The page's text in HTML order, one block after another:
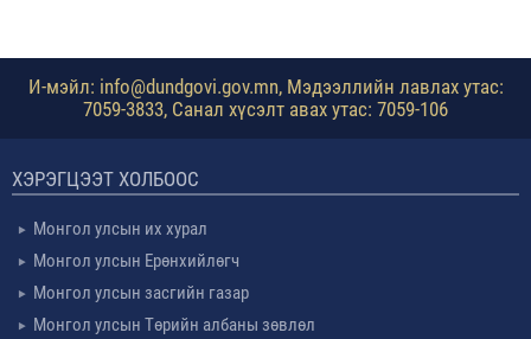
И-мэйл: info@dundgovi.gov.mn, Мэдээллийн лавлах утас:
7059-3833, Санал хүсэлт авах утас: 7059-106
ХЭРЭГЦЭЭТ ХОЛБООС
Монгол улсын их хурал
Монгол улсын Ерөнхийлөгч
Монгол улсын засгийн газар
Монгол улсын Төрийн албаны зөвлөл